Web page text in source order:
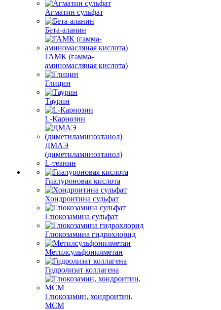
Агматин cульфат
Бета-аланин
ГАМК (гамма-
аминомасляная кислота)
Глицин
Таурин
L-Карнозин
ДМАЭ
(диметиламиноэтанол)
L-теанин
Гиалуроновая кислота
Хондроитина сульфат
Глюкозамина сульфат
Глюкозамина гидрохлорид
Метилсульфонилметан
Гидролизат коллагена
Глюкозамин, хондроитин,
МСМ